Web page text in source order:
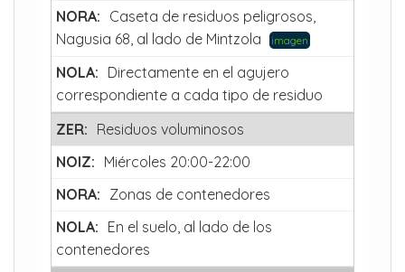
Caseta de residuos peligrosos,
Nagusia 68, al lado de Mintzola
imagen
Directamente en el agujero
correspondiente a cada tipo de residuo
Residuos voluminosos
Miércoles 20:00-22:00
Zonas de contenedores
En el suelo, al lado de los
contenedores